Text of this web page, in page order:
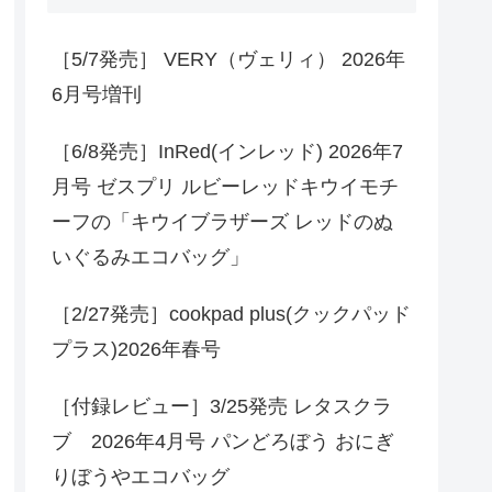
［5/7発売］ VERY（ヴェリィ） 2026年
6月号増刊
［6/8発売］InRed(インレッド) 2026年7
月号 ゼスプリ ルビーレッドキウイモチ
ーフの「キウイブラザーズ レッドのぬ
いぐるみエコバッグ」
［2/27発売］cookpad plus(クックパッド
プラス)2026年春号
［付録レビュー］3/25発売 レタスクラ
ブ 2026年4月号 パンどろぼう おにぎ
りぼうやエコバッグ